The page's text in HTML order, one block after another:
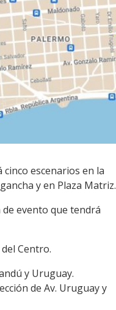
escenarios en la
y en Plaza Matriz.
evento que tendrá
Centro.
y Uruguay.
de Av. Uruguay y